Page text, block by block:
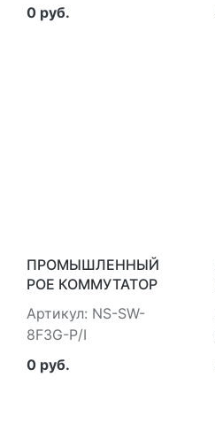
0 руб.
ПРОМЫШЛЕННЫЙ
POE КОММУТАТОР
GIGABIT ETHERNET
NST NS-SW-8F3G-P/I
Артикул: NS-SW-
8F3G-P/I
0 руб.